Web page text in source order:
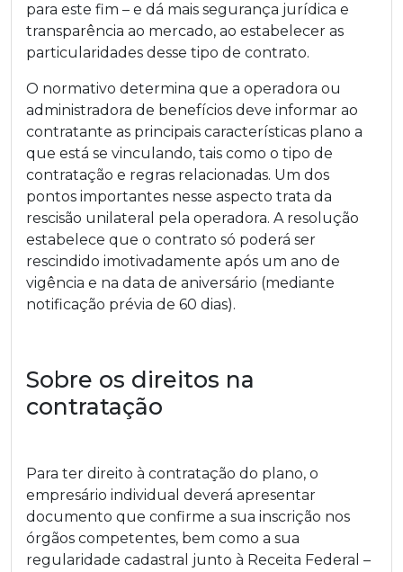
para este fim – e dá mais segurança jurídica e
transparência ao mercado, ao estabelecer as
particularidades desse tipo de contrato.
O normativo determina que a operadora ou
administradora de benefícios deve informar ao
contratante as principais características plano a
que está se vinculando, tais como o tipo de
contratação e regras relacionadas. Um dos
pontos importantes nesse aspecto trata da
rescisão unilateral pela operadora. A resolução
estabelece que o contrato só poderá ser
rescindido imotivadamente após um ano de
vigência e na data de aniversário (mediante
notificação prévia de 60 dias).
Sobre os direitos na
contratação
Para ter direito à contratação do plano, o
empresário individual deverá apresentar
documento que confirme a sua inscrição nos
órgãos competentes, bem como a sua
regularidade cadastral junto à Receita Federal –